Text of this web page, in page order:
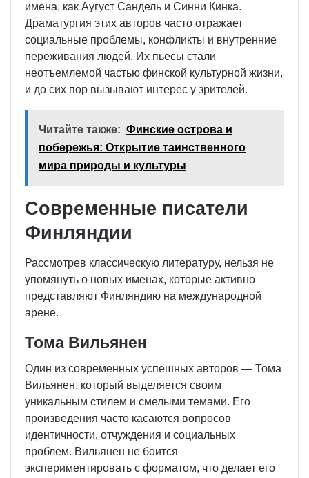
имена, как Аугуст Сандель и Синни Кинка.
Драматургия этих авторов часто отражает
социальные проблемы, конфликты и внутренние
переживания людей. Их пьесы стали
неотъемлемой частью финской культурной жизни,
и до сих пор вызывают интерес у зрителей.
Читайте также: Финские острова и
побережья: Открытие таинственного
мира природы и культуры
Современные писатели
Финляндии
Рассмотрев классическую литературу, нельзя не
упомянуть о новых именах, которые активно
представляют Финляндию на международной
арене.
Тома Вильянен
Один из современных успешных авторов — Тома
Вильянен, который выделяется своим
уникальным стилем и смелыми темами. Его
произведения часто касаются вопросов
идентичности, отчуждения и социальных
проблем. Вильянен не боится
экспериментировать с форматом, что делает его